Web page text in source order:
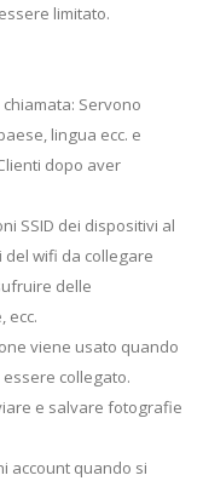
limitato.
Servono
lingua ecc. e
dopo aver
SSID dei dispositivi al
wifi da collegare
delle
ecc.
viene usato quando
collegato.
e salvare fotografie
account quando si